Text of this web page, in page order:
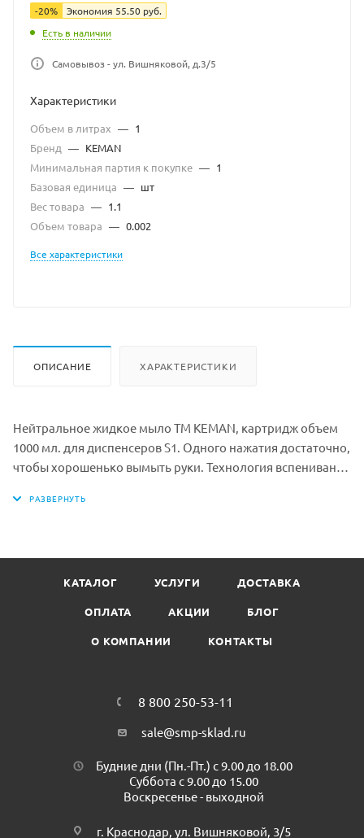
-20% Экономия 55.50 руб.
Есть в наличии
Самовывоз - ул. Вишняковой, д.3/5
Характеристики
Объем в литрах — 1
Бренд — KEMAN
Минимальная партия к покупке — 1
Базовая единица — шт
Вес товара — 1.1
Объем товара — 0.002
Все характеристики
ОПИСАНИЕ ХАРАКТЕРИСТИКИ
Нейтральное жидкое мыло ТМ KEMAN, картридж объем
1000 мл. для диспенсеров S1. Одного нажатия достаточно,
чтобы хорошенько вымыть руки. Технология вспенивания
экономит ваше время и деньги. Мягкое и деликатное
предотвращает риск перекрёстного загрязнения и
Средство: Жидкое мыло парфюмированное.
чувствительной кожи)
Особенности: Нейтральное. Гипоалергенное.
Бренд: Keman
Минимальная партия к покупке: 1 шт
Количество в транспортной упаковке: 6 шт
КАТАЛОГ УСЛУГИ ДОСТАВКА
ОПЛАТА АКЦИИ БЛОГ
О КОМПАНИИ КОНТАКТЫ
8 800 250-53-11
sale@smp-sklad.ru
Будние дни (Пн.-Пт.) с 9.00 до 18.00
Суббота с 9.00 до 15.00
Воскресенье - выходной
г. Краснодар, ул. Вишняковой, 3/5